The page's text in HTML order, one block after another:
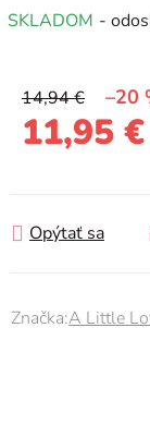
SKLADOM -
14,94 € –20
11,95 €
Opýtať sa
Značka:A Little